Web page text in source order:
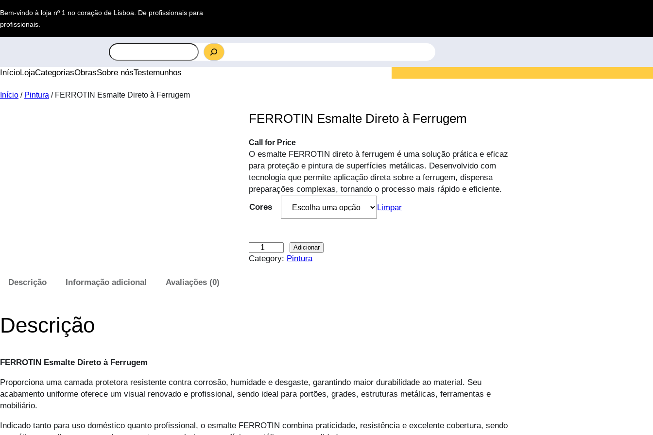
para
o
conteúdo
Bem-vindo à loja nº 1 no coração de Lisboa. De profissionais para
profissionais
S
e
a
c
InícioLojaCategoriasObrasSobre nósTestemunhos
Início / Pintura / FERROTIN Esmalte Direto à Ferrugem
FERROTIN Esmalte Direto à Ferrugem
Call for Price
O esmalte FERROTIN direto à ferrugem é uma solução prática e eficaz
para proteção e pintura de superfícies metálicas. Desenvolvido com
tecnologia que permite aplicação direta sobre a ferrugem, dispensa
preparações complexas, tornando o processo mais rápido e eficiente.
Cores
Limpar
u
F
E
R
Adicionar
Category: Pintura
Descrição Informação adicional Avaliações (0)
Descrição
FERROTIN Esmalte Direto à Ferrugem
Proporciona uma camada protetora resistente contra corrosão, humidade e desgaste, garantindo maior durabilidade ao material. Seu
acabamento uniforme oferece um visual renovado e profissional, sendo ideal para portões, grades, estruturas metálicas, ferramentas e
mobiliário.
Indicado tanto para uso doméstico quanto profissional, o esmalte FERROTIN combina praticidade, resistência e excelente cobertura, sendo